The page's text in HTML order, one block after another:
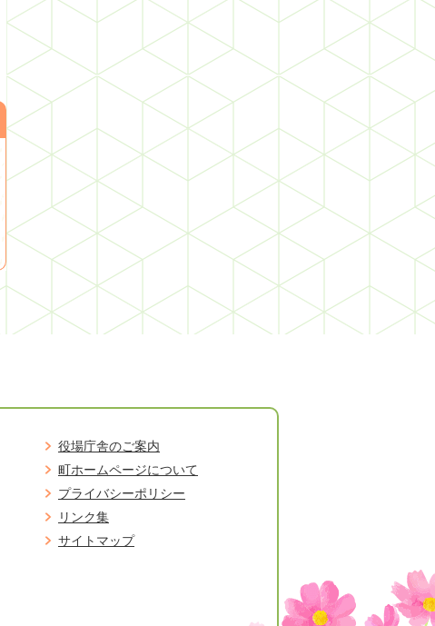
役場庁舎のご案内
町ホームページについて
プライバシーポリシー
リンク集
サイトマップ